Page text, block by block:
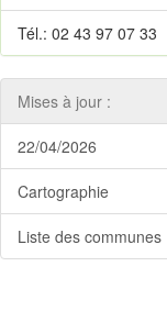
Tél.: 02 43 97 07 33
Mises à jour :
22/04/2026
Cartographie
Liste des communes